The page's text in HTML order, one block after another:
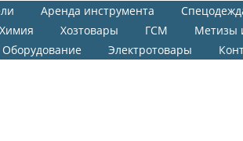
Аренда инструмента
Хозтовары ГСМ
Метизы
Оборудование Электротовары